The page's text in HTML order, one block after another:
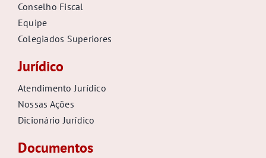
Conselho Fiscal
Equipe
Colegiados Superiores
Jurídico
Atendimento Jurídico
Nossas Ações
Dicionário Jurídico
Documentos